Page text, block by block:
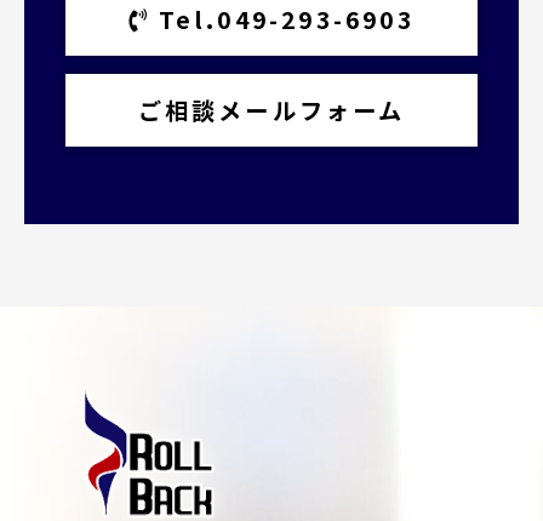
Tel.049-293-6903
ご相談メールフォーム